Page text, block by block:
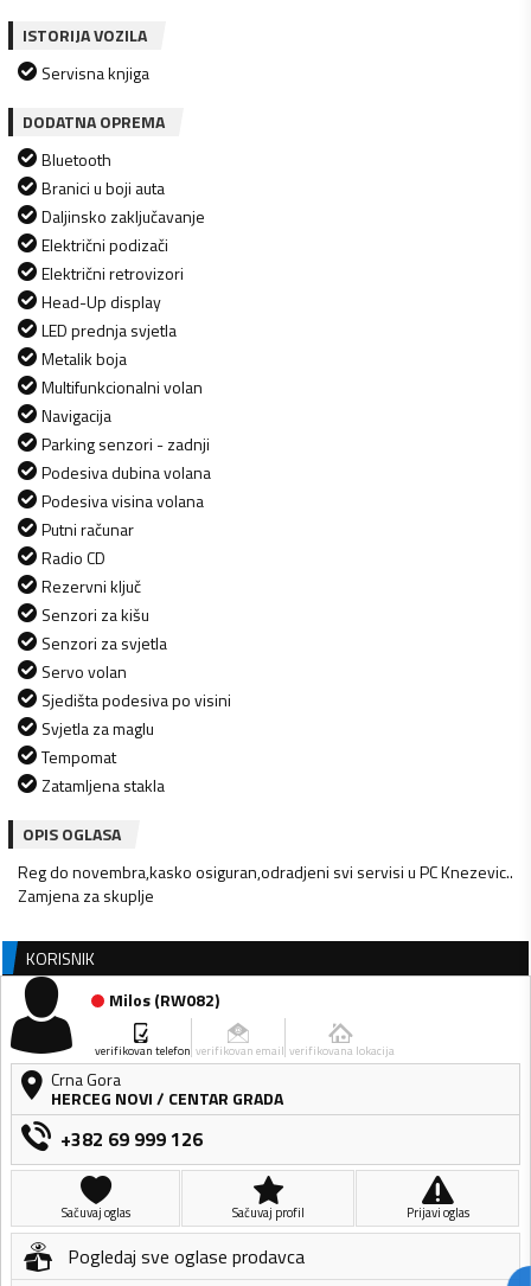
ISTORIJA VOZILA
Servisna knjiga
DODATNA OPREMA
Bluetooth
Branici u boji auta
Daljinsko zaključavanje
Električni podizači
Električni retrovizori
Head-Up display
LED prednja svjetla
Metalik boja
Multifunkcionalni volan
Navigacija
Parking senzori - zadnji
Podesiva dubina volana
Podesiva visina volana
Putni računar
Radio CD
Rezervni ključ
Senzori za kišu
Senzori za svjetla
Servo volan
Sjedišta podesiva po visini
Svjetla za maglu
Tempomat
Zatamljena stakla
OPIS OGLASA
Reg do novembra,kasko osiguran,odradjeni svi servisi u PC Knezevic..
Zamjena za skuplje
KORISNIK
Milos(RW082)
verifikovan telefon verifikovan email verifikovana lokacija
Crna Gora
HERCEG NOVI/ CENTAR GRADA
+382 69 999 126
Sačuvaj oglas Sačuvaj profil Prijavi oglas
Pogledaj sve oglase prodavca